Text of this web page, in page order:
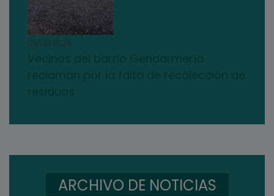
05/08/2026
ARCHIVO DE NOTICIAS